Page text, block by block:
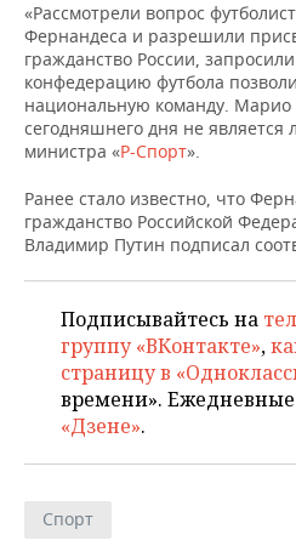
КОМУ ПРИНАДЛЕЖАТ
ТОРГОВЫЕ ЦЕНТРЫ
ТАТАРСТАНА
БЮДЖЕТ
ИНВЕСТИЦИИ
МАШИНОСТРОЕНИЕ
НЕФТЕХИМИЯ
НЕФТЬ
ОПК
НОВОСТИ АВТО
БИЗНЕС
НОВОСТИ БИЗНЕСА
РОЗНИЧНАЯ ТОРГОВЛЯ
ТРАНСПОРТ
УСЛУГИ
ТЕХНОЛОГИИ
НОВОСТИ ТЕХНОЛОГИЙ
IT
МЕДИА
ТЕЛЕКОММУНИКАЦИИ
МЕРОПРИЯТИЯ
НОВОСТИ МЕРОПРИЯТИЙ
ВЫЕЗДНАЯ РЕДАКЦИЯ
БИЗНЕС-БРАНЧИ
ONLINE-КОНФЕРЕНЦИИ
ОТКРЫТАЯ ЛЕКЦИЯ
СПОРТ
НОВОСТИ СПОРТА
ФУТБОЛ
ХОККЕЙ
БАСКЕТБОЛ
КИБЕРСПОРТ
ОБЩЕСТВО
НОВОСТИ ОБЩЕСТВА
ВЛАСТЬ
ИНФРАСТРУКТУРА
КУЛЬТУРА
ФОТОГАЛЕРЕЯ
СЮЖЕТЫ
СПРАВОЧНИК
СПИСОК КОМПАНИЙ
«Рассмотрели вопрос
Фернандеса и разрешили
гражданство России,
конфедерацию футбола
национальную команду. Марио
сегодняшнего дня не
министра «Р-Спорт».
Ранее стало известно, что
гражданство Российской
Владимир Путин подписал
Подписывайтесь на
группу «ВКонтакте»,
страницу в
времени».
«Дзене».
Спорт